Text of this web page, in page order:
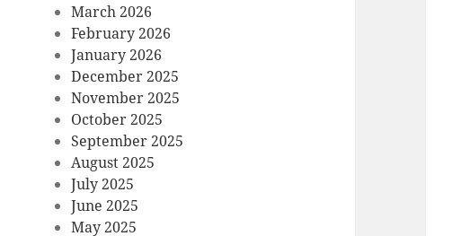
March 2026
February 2026
January 2026
December 2025
November 2025
October 2025
September 2025
August 2025
July 2025
June 2025
May 2025